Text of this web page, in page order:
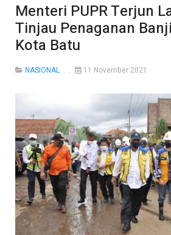
Menteri PUPR Terjun
Tinjau Penaganan
Kota Batu
NASIONAL 11 November 2021